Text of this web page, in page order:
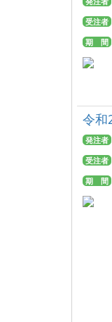
受注者
期 間
令和
発注者
受注者
期 間